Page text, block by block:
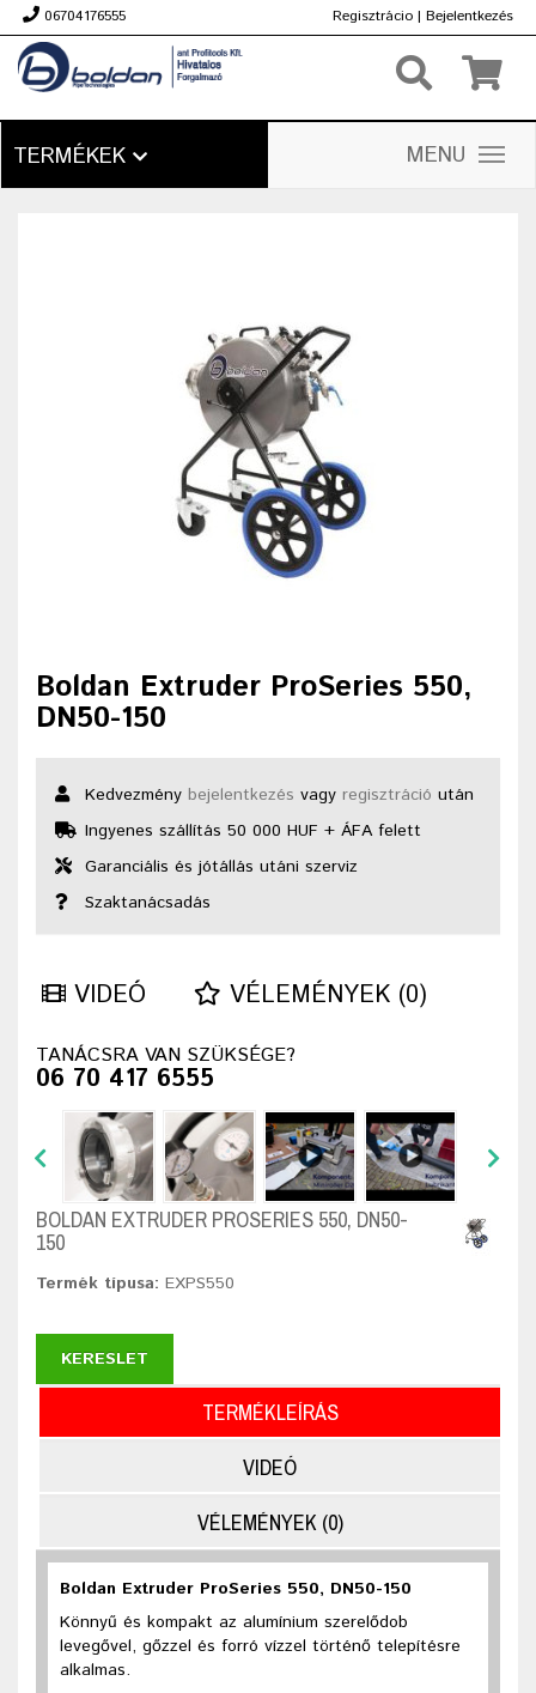
06704176555 Regisztrácio | Bejelentkezés
TERMÉKEK MENU
Boldan Extruder ProSeries 550,
DN50-150
Kedvezmény bejelentkezés vagy regisztráció után
Ingyenes szállítás 50 000 HUF + ÁFA felett
Garanciális és jótállás utáni szerviz
Szaktanácsadás
VIDEÓ VÉLEMÉNYEK (0)
TANÁCSRA VAN SZÜKSÉGE?
06 70 417 6555
BOLDAN EXTRUDER PROSERIES 550, DN50-
150
Termék típusa: EXPS550
KERESLET
TERMÉKLEÍRÁS
VIDEÓ
VÉLEMÉNYEK (0)
Boldan Extruder ProSeries 550, DN50-150
Könnyű és kompakt az alumínium szerelődob
levegővel, gőzzel és forró vízzel történő telepítésre
alkalmas.